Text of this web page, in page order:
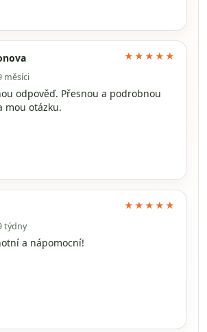
měsíci
★★★★★
odpověď. Přesnou a podrobnou
mou otázku.
týdny
★★★★★
a nápomocní!